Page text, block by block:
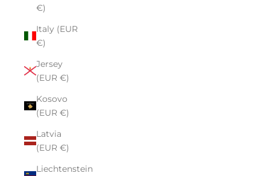
€)
Italy (EUR
€)
Jersey
(EUR €)
Kosovo
(EUR €)
Latvia
(EUR €)
Liechtenstein